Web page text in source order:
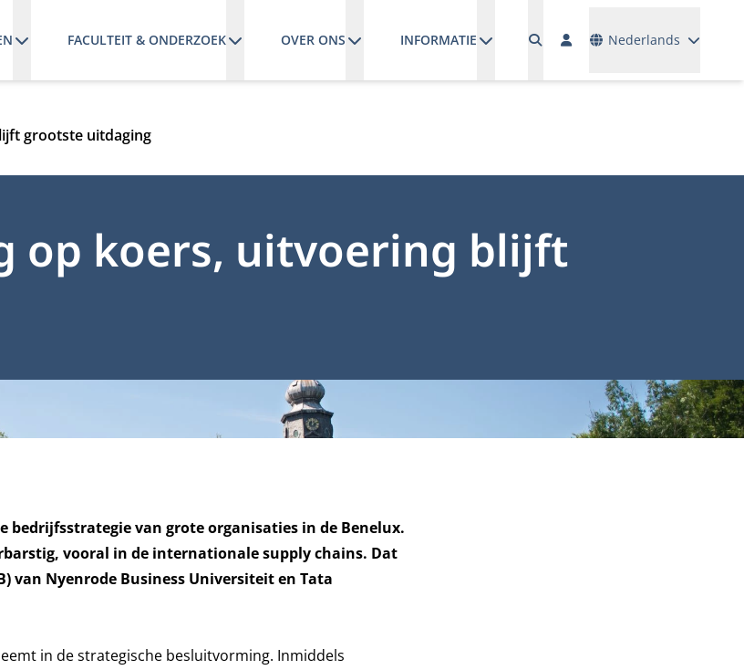
FACULTEIT & ONDERZOEK OVER ONS INFORMATIE Nederlands
grootste uitdaging
op koers, uitvoering blijft
van grote organisaties in de Benelux.
vooral in de internationale supply chains. Dat
van Nyenrode Business Universiteit en Tata
in de strategische besluitvorming. Inmiddels